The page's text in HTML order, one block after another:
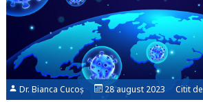
Dr. Bianca Cucoș 28 august 2023 Citit de